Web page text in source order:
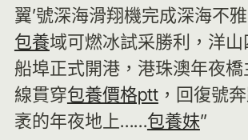
翼’號深海滑翔機完成深海不
包養域可燃冰試采勝利，洋
船埠正式開港，港珠澳年夜
線貫穿包養價格ptt，回復號
袤的年夜地上……包養妹”